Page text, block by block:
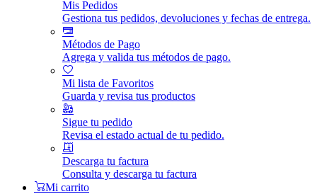
Mis Pedidos
Gestiona tus pedidos, devoluciones y fechas de entrega.
Métodos de Pago
Agrega y valida tus métodos de pago.
Mi lista de Favoritos
Guarda y revisa tus productos
Sigue tu pedido
Revisa el estado actual de tu pedido.
Descarga tu factura
Consulta y descarga tu factura
Mi carrito